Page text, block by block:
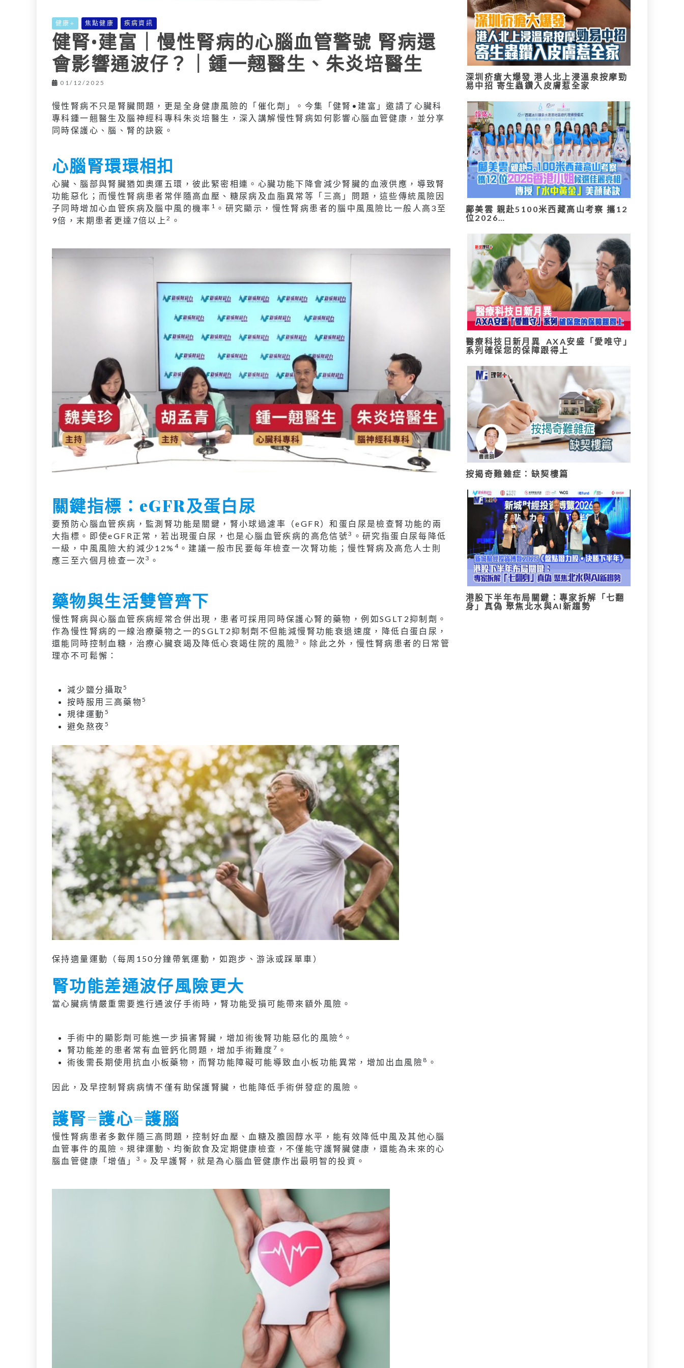
健康+ 焦點健康 疾病資訊
健腎•建富｜慢性腎病的心腦血管警號 腎病還
會影響通波仔？｜鍾一翹醫生、朱炎培醫生
01/12/2025
慢性腎病不只是腎臟問題，更是全身健康風險的「催化劑」。今集「健腎•建富」邀請了心臟科
專科鍾一翹醫生及腦神經科專科朱炎培醫生，深入講解慢性腎病如何影響心腦血管健康，並分享
同時保護心、腦、腎的訣竅。
心腦腎環環相扣
心臟、腦部與腎臟猶如奧運五環，彼此緊密相連。心臟功能下降會減少腎臟的血液供應，導致腎
功能惡化；而慢性腎病患者常伴隨高血壓、糖尿病及血脂異常等「三高」問題，這些傳統風險因
子同時增加心血管疾病及腦中風的機率 1 。研究顯示，慢性腎病患者的腦中風風險比一般人高3至
9倍，末期患者更達7倍以上2 。
關鍵指標：eGFR及蛋白尿
要預防心腦血管疾病，監測腎功能是關鍵，腎小球過濾率（eGFR）和蛋白尿是檢查腎功能的兩
大指標。即使eGFR正常，若出現蛋白尿，也是心腦血管疾病的高危信號3 。研究指蛋白尿每降低
一級，中風風險大約減少12% 4 。建議一般市民要每年檢查一次腎功能；慢性腎病及高危人士則
應三至六個月檢查一次 3 。
藥物與生活雙管齊下
慢性腎病與心腦血管疾病經常合併出現，患者可採用同時保護心腎的藥物，例如SGLT2抑制劑。
作為慢性腎病的一線治療藥物之一的SGLT2抑制劑不但能減慢腎功能衰退速度，降低白蛋白尿，
還能同時控制血糖，治療心臟衰竭及降低心衰竭住院的風險3 。除此之外，慢性腎病患者的日常管
理亦不可鬆懈：
減少鹽分攝取5
按時服用三高藥物5
規律運動 5
避免熬夜 5
保持適量運動（每周150分鐘帶氧運動，如跑步、游泳或踩單車）
腎功能差通波仔風險更大
當心臟病情嚴重需要進行通波仔手術時，腎功能受損可能帶來額外風險。
手術中的顯影劑可能進一步損害腎臟，增加術後腎功能惡化的風險 6 。
腎功能差的患者常有血管鈣化問題，增加手術難度 7 。
術後需長期使用抗血小板藥物，而腎功能障礙可能導致血小板功能異常，增加出血風險 8 。
因此，及早控制腎病病情不僅有助保護腎臟，也能降低手術併發症的風險。
護腎=護心=護腦
慢性腎病患者多數伴隨三高問題，控制好血壓、血糖及膽固醇水平，能有效降低中風及其他心腦
血管事件的風險。規律運動、均衡飲食及定期健康檢查，不僅能守護腎臟健康，還能為未來的心
腦血管健康「增值」
3 。及早護腎，就是為心腦血管健康作出最明智的投資。
深圳疥瘡大爆發 港人北上浸溫泉按摩勁
易中招 寄生蟲鑽入皮膚惹全家
鄺美雲 親赴5100米西藏高山考察 攜12
位2026…
醫療科技日新月異 AXA安盛「愛唯守」
系列確保您的保障跟得上
按揭奇難雜症：缺契樓篇
港股下半年布局關鍵：專家拆解「七翻
身」真偽 聚焦北水與AI新趨勢